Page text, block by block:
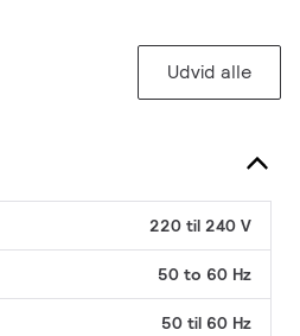
Udvid alle
220 til 240 V
50 to 60 Hz
50 til 60 Hz